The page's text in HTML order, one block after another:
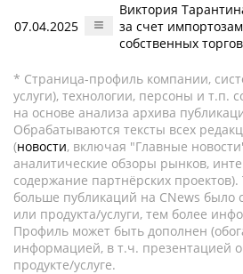
07.04.2025
Виктория
за счет
собственных
* Страница-профиль компании,
услуги), технологии, персоны и т.п.
на основе анализа архива
Обрабатываются тексты всех
(новости, включая "Главные
аналитические обзоры рынков,
содержание партнёрских
больше публикаций на CNews было
или продукта/услуги, тем более
Профиль может быть дополнен
информацией, в т.ч. презентацией
продукте/услуге.